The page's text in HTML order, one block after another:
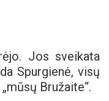
Jos sveikata
Spurgienė, visų
Bružaite“.